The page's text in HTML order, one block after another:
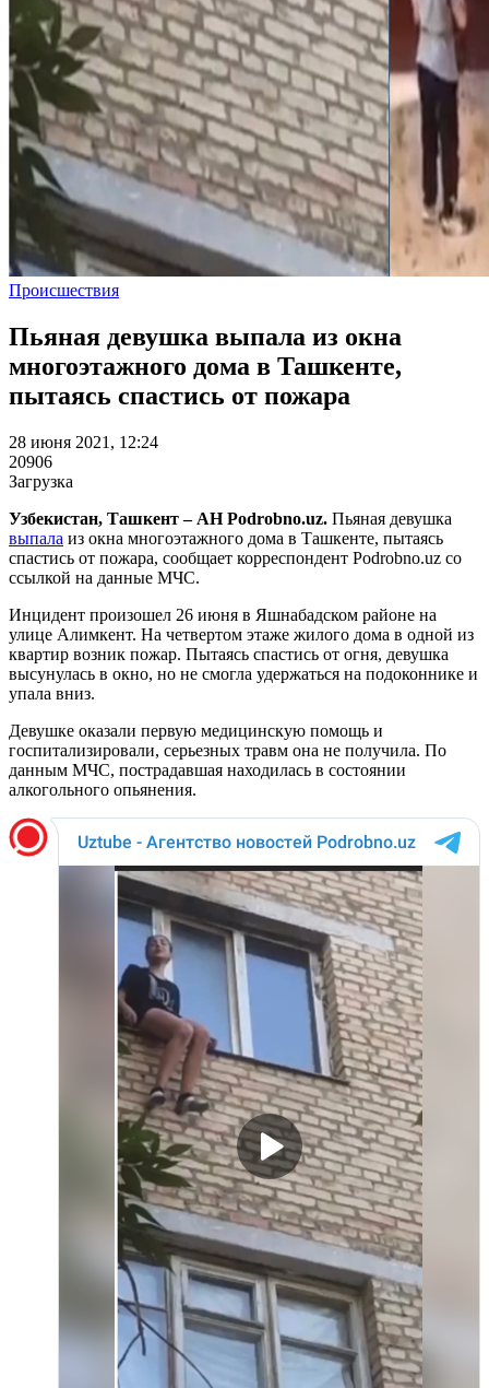
Происшествия
Пьяная девушка выпала из окна
многоэтажного дома в Ташкенте,
пытаясь спастись от пожара
28 июня 2021, 12:24
20906
Загрузка
Узбекистан, Ташкент – АН Podrobno.uz. Пьяная девушка
выпала из окна многоэтажного дома в Ташкенте, пытаясь
спастись от пожара, сообщает корреспондент Podrobno.uz со
ссылкой на данные МЧС.
Инцидент произошел 26 июня в Яшнабадском районе на
улице Алимкент. На четвертом этаже жилого дома в одной из
квартир возник пожар. Пытаясь спастись от огня, девушка
высунулась в окно, но не смогла удержаться на подоконнике и
упала вниз.
Девушке оказали первую медицинскую помощь и
госпитализировали, серьезных травм она не получила. По
данным МЧС, пострадавшая находилась в состоянии
алкогольного опьянения.